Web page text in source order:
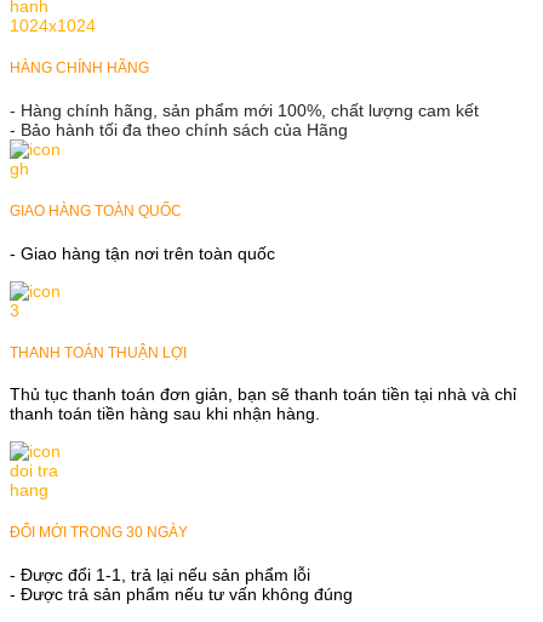
HÀNG CHÍNH HÃNG
- Hàng chính hãng, sản phẩm mới 100%, chất lượng cam kết
- Bảo hành tối đa theo chính sách của Hãng
GIAO HÀNG TOÀN QUỐC
- Giao hàng tận nơi trên toàn quốc
THANH TOÁN THUẬN LỢI
Thủ tục thanh toán đơn giản, bạn sẽ thanh toán tiền tại nhà và chỉ
thanh toán tiền hàng sau khi nhận hàng.
ĐỔI MỚI TRONG 30 NGÀY
- Được đổi 1-1, trả lại nếu sản phẩm lỗi
- Được trả sản phẩm nếu tư vấn không đúng